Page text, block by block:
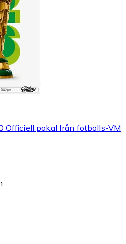
Officiell pokal från fotbolls-VM